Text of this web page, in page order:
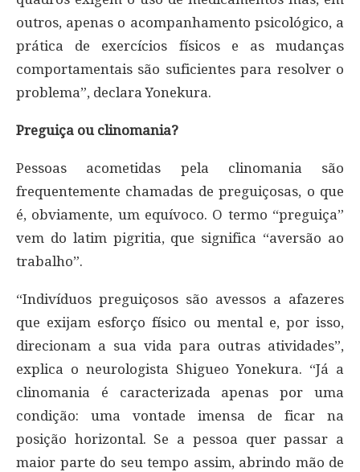
outros, apenas o acompanhamento psicológico, a
prática de exercícios físicos e as mudanças
comportamentais são suficientes para resolver o
problema”, declara Yonekura.
Preguiça ou clinomania?
Pessoas acometidas pela clinomania são
frequentemente chamadas de preguiçosas, o que
é, obviamente, um equívoco. O termo “preguiça”
vem do latim pigritia, que significa “aversão ao
trabalho”.
“Indivíduos preguiçosos são avessos a afazeres
que exijam esforço físico ou mental e, por isso,
direcionam a sua vida para outras atividades”,
explica o neurologista Shigueo Yonekura. “Já a
clinomania é caracterizada apenas por uma
condição: uma vontade imensa de ficar na
posição horizontal. Se a pessoa quer passar a
maior parte do seu tempo assim, abrindo mão de